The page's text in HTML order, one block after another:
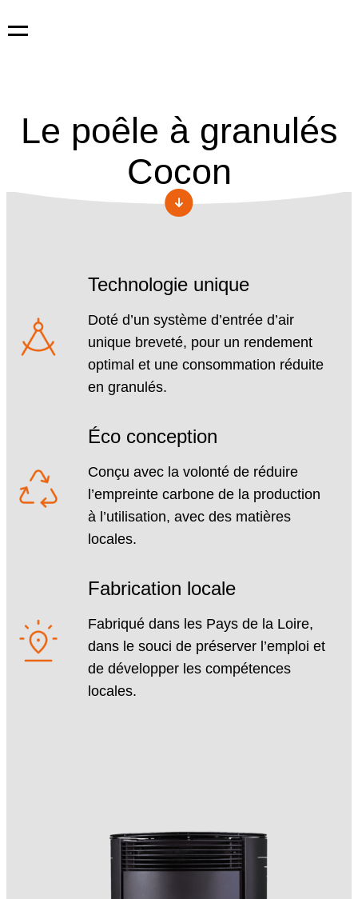
contenu
Le poêle à granulés
Cocon
Technologie unique
Doté d’un système d’entrée d’air
unique breveté, pour un rendement
optimal et une consommation réduite
en granulés.
Éco conception
Conçu avec la volonté de réduire
l’empreinte carbone de la production
à l’utilisation, avec des matières
locales.
Fabrication locale
Fabriqué dans les Pays de la Loire,
dans le souci de préserver l’emploi et
de développer les compétences
locales.